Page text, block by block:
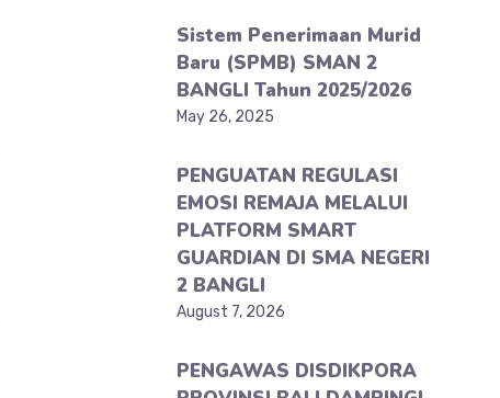
Sistem Penerimaan Murid
Baru (SPMB) SMAN 2
BANGLI Tahun 2025/2026
May 26, 2025
PENGUATAN REGULASI
EMOSI REMAJA MELALUI
PLATFORM SMART
GUARDIAN DI SMA NEGERI
2 BANGLI
August 7, 2026
PENGAWAS DISDIKPORA